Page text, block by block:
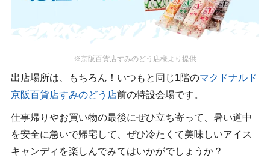
※京阪百貨店すみのどう店様より提供
出店場所は、もちろん！いつもと同じ1階のマクドナルド
京阪百貨店すみのどう店前の特設会場です。
仕事帰りやお買い物の最後にぜひ立ち寄って、暑い道中
を安全に急いで帰宅して、ぜひ冷たくて美味しいアイス
キャンディを楽しんでみてはいかがでしょうか？